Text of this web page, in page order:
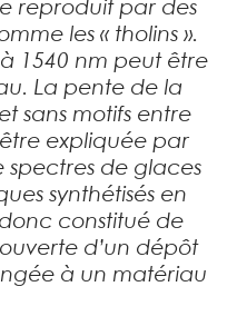
reproduit par des
les « tholins ».
1540 nm peut être
La pente de la
sans motifs entre
expliquée par
de glaces
synthétisés en
constitué de
d’un dépôt
à un matériau